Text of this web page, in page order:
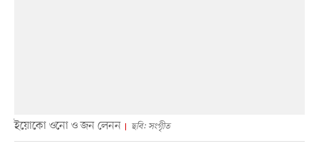
ইয়োকো ওনো ও জন লেনন ছবি: সংগৃীত